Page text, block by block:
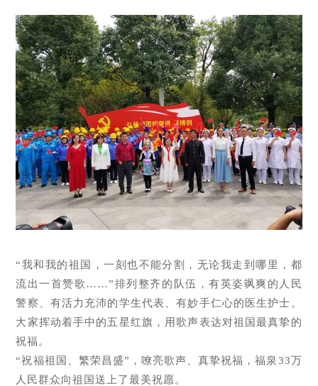
“我和我的祖国，一刻也不能分割，无论我走到哪里，都
流出一首赞歌……”排列整齐的队伍，有英姿飒爽的人民
警察、有活力充沛的学生代表、有妙手仁心的医生护士。
大家挥动着手中的五星红旗，用歌声表达对祖国最真挚的
祝福。
“祝福祖国、繁荣昌盛”，嘹亮歌声、真挚祝福，福泉33万
人民群众向祖国送上了最美祝愿。